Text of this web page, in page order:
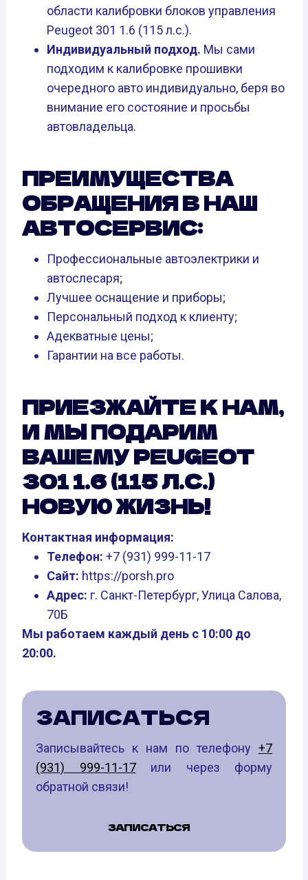
области калибровки блоков управления
Peugeot 301 1.6 (115 л.с.).
Индивидуальный подход. Мы сами
подходим к калибровке прошивки
очередного авто индивидуально, беря во
внимание его состояние и просьбы
автовладельца.
ПРЕИМУЩЕСТВА
ОБРАЩЕНИЯ В НАШ
АВТОСЕРВИС:
Профессиональные автоэлектрики и
автослесаря;
Лучшее оснащение и приборы;
Персональный подход к клиенту;
Адекватные цены;
Гарантии на все работы.
ПРИЕЗЖАЙТЕ К НАМ,
И МЫ ПОДАРИМ
ВАШЕМУ PEUGEOT
301 1.6 (115 Л.С.)
НОВУЮ ЖИЗНЬ!
Контактная информация:
Телефон: +7 (931) 999-11-17
Сайт: https://porsh.pro
Адрес: г. Санкт-Петербург, Улица Салова,
70Б
Мы работаем каждый день с 10:00 до
20:00.
ЗАПИСАТЬСЯ
Записывайтесь к нам по телефону +7
(931) 999-11-17или через форму
обратной связи!
ЗАПИСАТЬСЯ